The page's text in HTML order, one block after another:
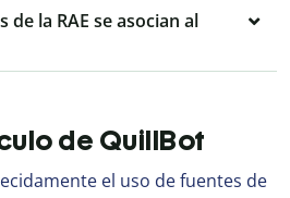
de la RAE se asocian al
de QuillBot
el uso de fuentes de